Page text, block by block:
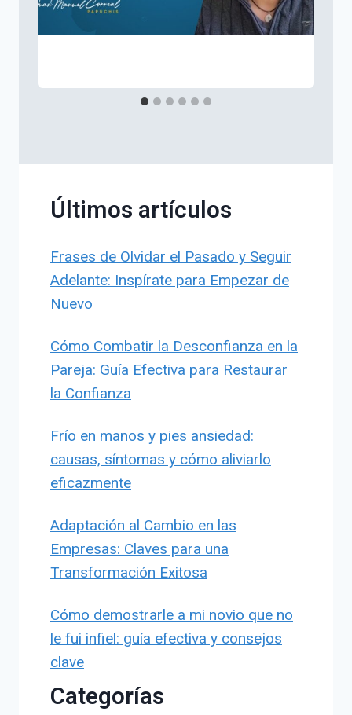
Últimos artículos
Frases de Olvidar el Pasado y Seguir
Adelante: Inspírate para Empezar de
Nuevo
Cómo Combatir la Desconfianza en la
Pareja: Guía Efectiva para Restaurar
la Confianza
Frío en manos y pies ansiedad:
causas, síntomas y cómo aliviarlo
eficazmente
Adaptación al Cambio en las
Empresas: Claves para una
Transformación Exitosa
Cómo demostrarle a mi novio que no
le fui infiel: guía efectiva y consejos
clave
Categorías